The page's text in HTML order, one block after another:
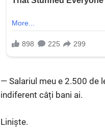
— Salariul meu e 2.500 de
indiferent câți bani ai.
Liniște.